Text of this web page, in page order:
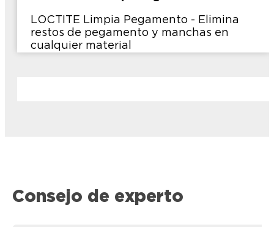
LOCTITE Limpia Pegamento - Elimina
restos de pegamento y manchas en
cualquier material
Consejo de experto